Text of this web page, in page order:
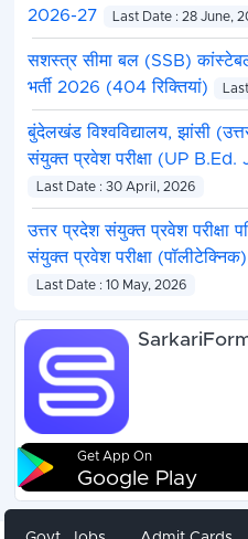
2026-27
Last Date : 28 June,
सशस्त्र सीमा बल (SSB)
भर्ती 2026 (404 रिक्तियां)
बुंदेलखंड विश्वविद्यालय, झांसी
संयुक्त प्रवेश परीक्षा (UP
Last Date : 30 April, 2026
उत्तर प्रदेश संयुक्त प्रवेश परीक्षा
संयुक्त प्रवेश परीक्षा
Last Date : 10 May, 2026
Get App On
Google Play